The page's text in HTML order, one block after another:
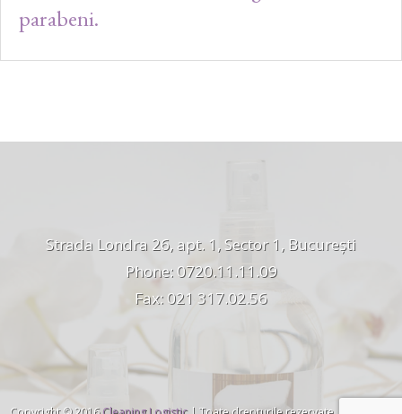
parabeni.
Strada Londra 26, apt. 1, Sector 1, București
Phone: 0720.11.11.09
Fax: 021 317.02.56